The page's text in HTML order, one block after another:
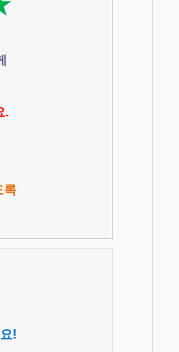
.
록
!